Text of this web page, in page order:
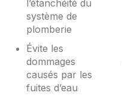
l’étanchéité du
système de
plomberie
Évite les
dommages
causés par les
fuites d’eau